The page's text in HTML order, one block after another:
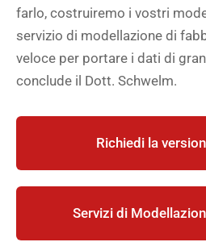
farlo, costruiremo i vostri
servizio di modellazione di
veloce per portare i dati di
conclude il Dott. Schwelm.
Richiedi la
Servizi di